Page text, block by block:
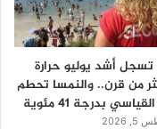
أشد يوليو حرارة
من قرن.. والنمسا تحطم
بدرجة 41 مئوية
2026